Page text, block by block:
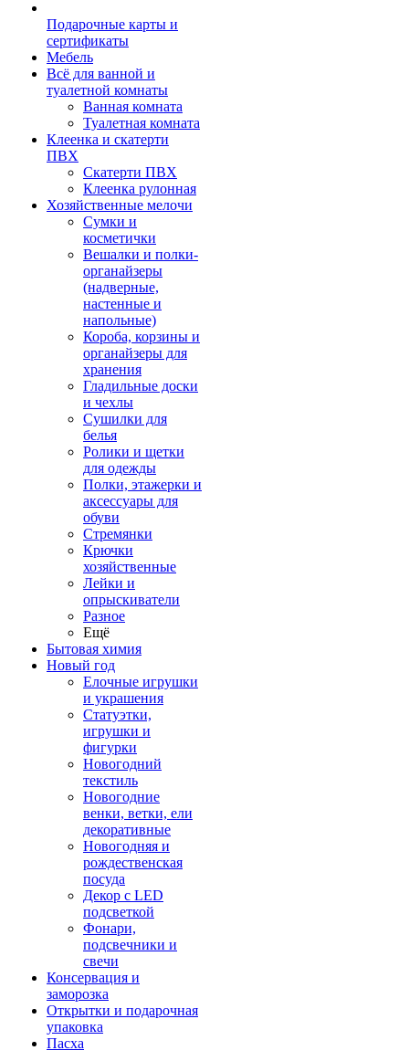
Подарочные карты и
сертификаты
Мебель
Всё для ванной и
туалетной комнаты
Ванная комната
Туалетная комната
Клеенка и скатерти
ПВХ
Скатерти ПВХ
Клеенка рулонная
Хозяйственные мелочи
Сумки и
косметички
Вешалки и полки-
органайзеры
(надверные,
настенные и
напольные)
Короба, корзины и
органайзеры для
хранения
Гладильные доски
и чехлы
Сушилки для
белья
Ролики и щетки
для одежды
Полки, этажерки и
аксессуары для
обуви
Стремянки
Крючки
хозяйственные
Лейки и
опрыскиватели
Разное
Ещё
Бытовая химия
Новый год
Елочные игрушки
и украшения
Статуэтки,
игрушки и
фигурки
Новогодний
текстиль
Новогодние
венки, ветки, ели
декоративные
Новогодняя и
рождественская
посуда
Декор с LED
подсветкой
Фонари,
подсвечники и
свечи
Консервация и
заморозка
Открытки и подарочная
упаковка
Пасха